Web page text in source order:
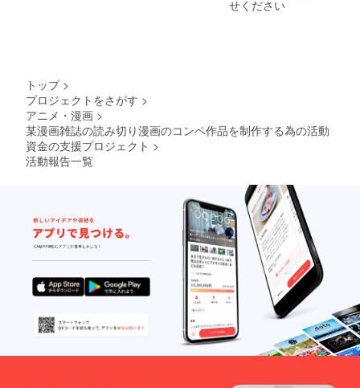
せください
トップ >
プロジェクトをさがす >
アニメ・漫画 >
某漫画雑誌の読み切り漫画のコンペ作品を制作する為の活動
資金の支援プロジェクト >
活動報告一覧